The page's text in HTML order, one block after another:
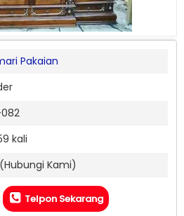
Pakaian
kali
Kami)
Telpon Sekarang